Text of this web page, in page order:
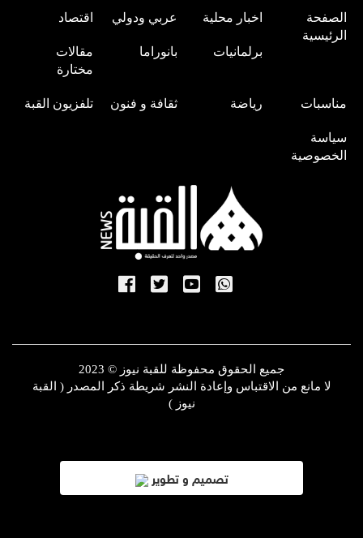
الصفحة
الرئيسية
اخبار محلية عربي ودولي اقتصاد
برلمانيات بانوراما
مقالات
مختارة
مناسبات رياضة ثقافة و فنون تلفزيون القبة
سياسة
الخصوصية
جميع الحقوق محفوظة للقبة نيوز © 2023
لا مانع من الاقتباس وإعادة النشر شريطة ذكر المصدر ( القبة
نيوز )
تصميم و تطوير